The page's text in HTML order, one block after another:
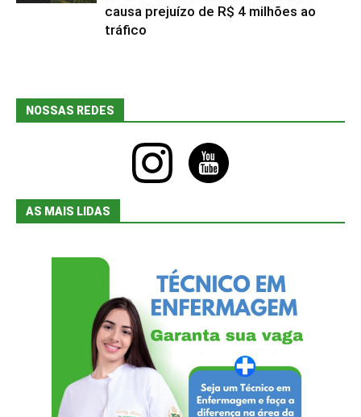
causa prejuízo de R$ 4 milhões ao
tráfico
NOSSAS REDES
instagram youtube
AS MAIS LIDAS